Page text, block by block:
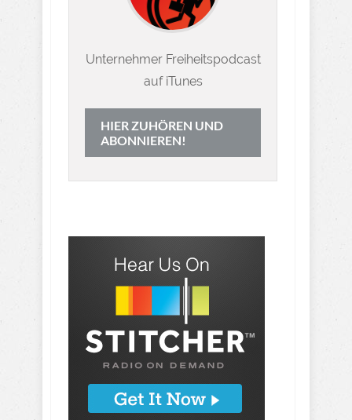
Unternehmer Freiheitspodcast
auf iTunes
HIER ZUHÖREN UND
ABONNIEREN!